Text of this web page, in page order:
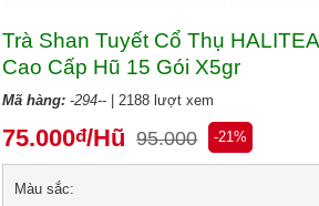
Trà Shan Tuyết Cổ Thụ
Cao Cấp Hũ 15 Gói X5gr
Mã hàng:-294-- | 2188 lượt xem
75.000đ/Hũ 95.000 -21%
Màu sắc: